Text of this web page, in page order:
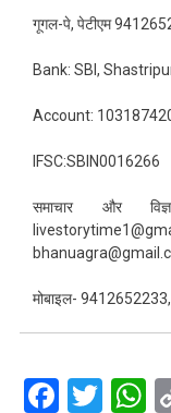
गूगल-पे, पेटीएम
Bank: SBI,
Account:
IFSC:SBIN0016266
समाचार और
मोबाइल-